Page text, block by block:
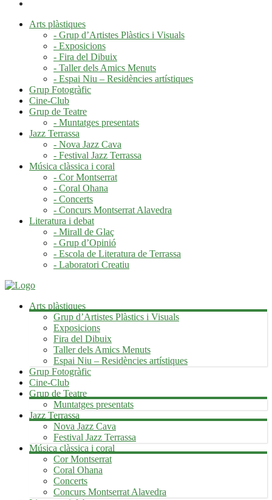
Arts plàstiques
- Grup d’Artistes Plàstics i Visuals
- Exposicions
- Fira del Dibuix
- Taller dels Amics Menuts
- Espai Niu – Residències artístiques
Grup Fotogràfic
Cine-Club
Grup de Teatre
- Muntatges presentats
Jazz Terrassa
- Nova Jazz Cava
- Festival Jazz Terrassa
Música clàssica i coral
- Cor Montserrat
- Coral Ohana
- Concerts
- Concurs Montserrat Alavedra
Literatura i debat
- Mirall de Glaç
- Grup d’Opinió
- Escola de Literatura de Terrassa
- Laboratori Creatiu
Arts plàstiques
Grup d’Artistes Plàstics i Visuals
Exposicions
Fira del Dibuix
Taller dels Amics Menuts
Espai Niu – Residències artístiques
Grup Fotogràfic
Cine-Club
Grup de Teatre
Muntatges presentats
Jazz Terrassa
Nova Jazz Cava
Festival Jazz Terrassa
Música clàssica i coral
Cor Montserrat
Coral Ohana
Concerts
Concurs Montserrat Alavedra